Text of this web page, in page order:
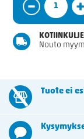
Nouto
Tuote ei